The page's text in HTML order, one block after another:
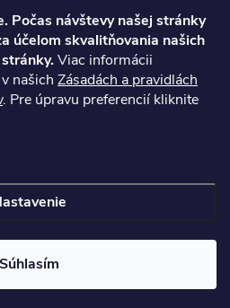
Počas návštevy našej stránky
účelom skvalitňovania našich
Viac informácii
našich Zásadách a pravidlách
. Pre úpravu preferencií kliknite
Súhlasím
ceny tovaru
od : 8/8/2026
. Všetky práva vyhradené.